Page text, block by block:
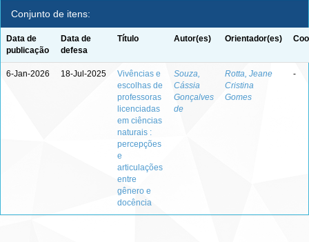
Conjunto de itens:
Data de
publicação
Data de
defesa
Título Autor(es) Orientador(es)
6-Jan-2026 18-Jul-2025
Vivências e
escolhas de
professoras
licenciadas
em ciências
naturais :
percepções
e
articulações
entre
gênero e
docência
Souza,
Cássia
Gonçalves
de
Rotta, Jeane
Cristina
Gomes
-